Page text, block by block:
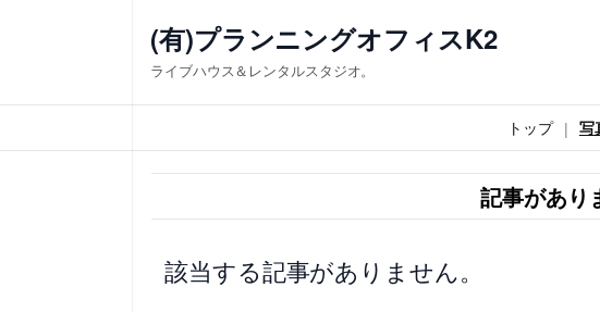
ス
キ
(有)プランニングオフィスK2
ライブハウス＆レンタルスタジオ。
トップ 写
記事があり
該当する記事がありません。